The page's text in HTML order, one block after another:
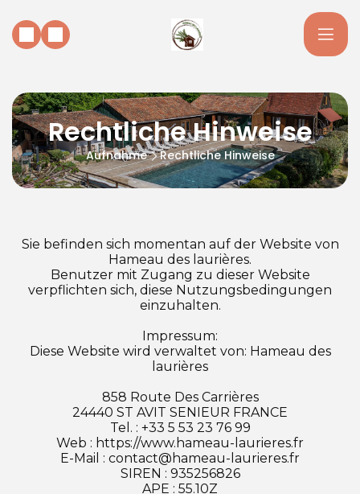
Rechtliche Hinweise
Aufnahme Rechtliche Hinweise
Sie befinden sich momentan auf der Website von
Hameau des laurières.
Benutzer mit Zugang zu dieser Website
verpflichten sich, diese Nutzungsbedingungen
einzuhalten.
Impressum:
Diese Website wird verwaltet von: Hameau des
laurières
858 Route Des Carrières
24440 ST AVIT SENIEUR FRANCE
Tel. : +33 5 53 23 76 99
Web : https://www.hameau-laurieres.fr
E-Mail : contact@hameau-laurieres.fr
SIREN : 935256826
APE : 55.10Z